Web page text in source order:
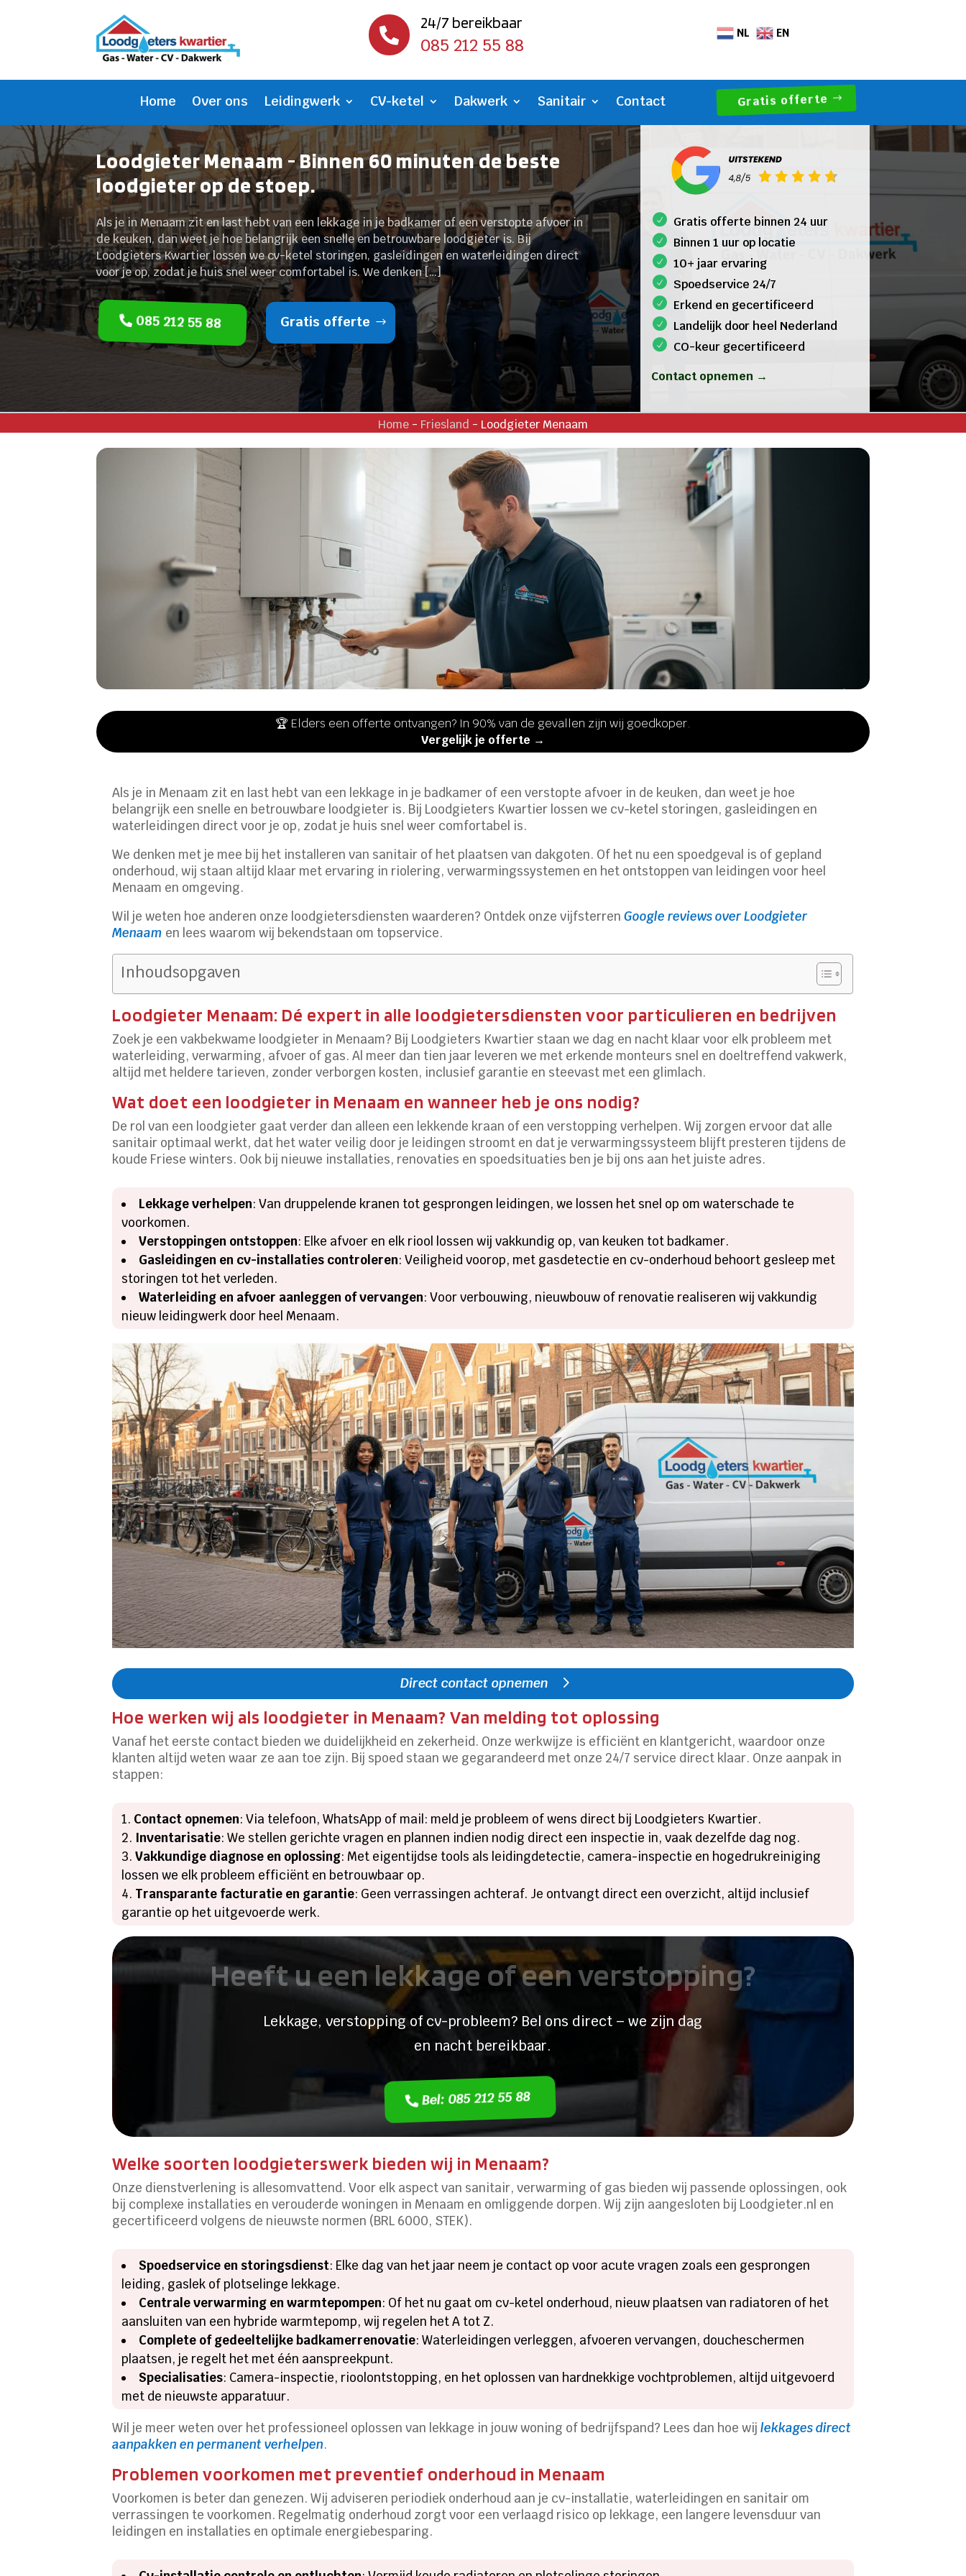

24/7 bereikbaar
085 212 55 88
NL EN
Home Over ons Leidingwerk CV-ketel Dakwerk Sanitair Contact Gratis offerte
Loodgieter Menaam - Binnen 60 minuten de beste
loodgieter op de stoep.
Als je in Menaam zit en last hebt van een lekkage in je badkamer of een verstopte afvoer in
de keuken, dan weet je hoe belangrijk een snelle en betrouwbare loodgieter is. Bij
Loodgieters Kwartier lossen we cv-ketel storingen, gasleidingen en waterleidingen direct
voor je op, zodat je huis snel weer comfortabel is. We denken […]
085 212 55 88 Gratis offerte
Gratis offerte binnen 24 uur
Binnen 1 uur op locatie
10+ jaar ervaring
Spoedservice 24/7
Erkend en gecertificeerd
Landelijk door heel Nederland
CO-keur gecertificeerd
Contact opnemen →
Home - Friesland - Loodgieter Menaam
🏆 Elders een offerte ontvangen? In 90% van de gevallen zijn wij goedkoper.
Vergelijk je offerte →
Als je in Menaam zit en last hebt van een lekkage in je badkamer of een verstopte afvoer in de keuken, dan weet je hoe
belangrijk een snelle en betrouwbare loodgieter is. Bij Loodgieters Kwartier lossen we cv-ketel storingen, gasleidingen en
waterleidingen direct voor je op, zodat je huis snel weer comfortabel is.
We denken met je mee bij het installeren van sanitair of het plaatsen van dakgoten. Of het nu een spoedgeval is of gepland
onderhoud, wij staan altijd klaar met ervaring in riolering, verwarmingssystemen en het ontstoppen van leidingen voor heel
Menaam en omgeving.
Wil je weten hoe anderen onze loodgietersdiensten waarderen? Ontdek onze vijfsterrenGoogle reviews over Loodgieter
Menaam en lees waarom wij bekendstaan om topservice.
Inhoudsopgaven
Loodgieter Menaam: Dé expert in alle loodgietersdiensten voor particulieren en bedrijven
Zoek je een vakbekwame loodgieter in Menaam? Bij Loodgieters Kwartier staan we dag en nacht klaar voor elk probleem met
waterleiding, verwarming, afvoer of gas. Al meer dan tien jaar leveren we met erkende monteurs snel en doeltreffend vakwerk,
altijd met heldere tarieven, zonder verborgen kosten, inclusief garantie en steevast met een glimlach.
Wat doet een loodgieter in Menaam en wanneer heb je ons nodig?
De rol van een loodgieter gaat verder dan alleen een lekkende kraan of een verstopping verhelpen. Wij zorgen ervoor dat alle
sanitair optimaal werkt, dat het water veilig door je leidingen stroomt en dat je verwarmingssysteem blijft presteren tijdens de
koude Friese winters. Ook bij nieuwe installaties, renovaties en spoedsituaties ben je bij ons aan het juiste adres.
Lekkage verhelpen: Van druppelende kranen tot gesprongen leidingen, we lossen het snel op om waterschade te
voorkomen.
Verstoppingen ontstoppen: Elke afvoer en elk riool lossen wij vakkundig op, van keuken tot badkamer.
Gasleidingen en cv-installaties controleren: Veiligheid voorop, met gasdetectie en cv-onderhoud behoort gesleep met
storingen tot het verleden.
Waterleiding en afvoer aanleggen of vervangen: Voor verbouwing, nieuwbouw of renovatie realiseren wij vakkundig
nieuw leidingwerk door heel Menaam.
Direct contact opnemen
Hoe werken wij als loodgieter in Menaam? Van melding tot oplossing
Vanaf het eerste contact bieden we duidelijkheid en zekerheid. Onze werkwijze is efficiënt en klantgericht, waardoor onze
klanten altijd weten waar ze aan toe zijn. Bij spoed staan we gegarandeerd met onze 24/7 service direct klaar. Onze aanpak in
stappen:
Contact opnemen: Via telefoon, WhatsApp of mail: meld je probleem of wens direct bij Loodgieters Kwartier.
Inventarisatie: We stellen gerichte vragen en plannen indien nodig direct een inspectie in, vaak dezelfde dag nog.
Vakkundige diagnose en oplossing: Met eigentijdse tools als leidingdetectie, camera-inspectie en hogedrukreiniging
lossen we elk probleem efficiënt en betrouwbaar op.
Transparante facturatie en garantie: Geen verrassingen achteraf. Je ontvangt direct een overzicht, altijd inclusief
garantie op het uitgevoerde werk.
Heeft u een lekkage of een verstopping?
Lekkage, verstopping of cv-probleem? Bel ons direct – we zijn dag
en nacht bereikbaar.
Bel: 085 212 55 88
Welke soorten loodgieterswerk bieden wij in Menaam?
Onze dienstverlening is allesomvattend. Voor elk aspect van sanitair, verwarming of gas bieden wij passende oplossingen, ook
bij complexe installaties en verouderde woningen in Menaam en omliggende dorpen. Wij zijn aangesloten bij Loodgieter.nl en
gecertificeerd volgens de nieuwste normen (BRL 6000, STEK).
Spoedservice en storingsdienst: Elke dag van het jaar neem je contact op voor acute vragen zoals een gesprongen
leiding, gaslek of plotselinge lekkage.
Centrale verwarming en warmtepompen: Of het nu gaat om cv-ketel onderhoud, nieuw plaatsen van radiatoren of het
aansluiten van een hybride warmtepomp, wij regelen het A tot Z.
Complete of gedeeltelijke badkamerrenovatie: Waterleidingen verleggen, afvoeren vervangen, doucheschermen
plaatsen, je regelt het met één aanspreekpunt.
Specialisaties: Camera-inspectie, rioolontstopping, en het oplossen van hardnekkige vochtproblemen, altijd uitgevoerd
met de nieuwste apparatuur.
Wil je meer weten over het professioneel oplossen van lekkage in jouw woning of bedrijfspand? Lees dan hoe wijlekkages direct
aanpakken en permanent verhelpen.
Problemen voorkomen met preventief onderhoud in Menaam
Voorkomen is beter dan genezen. Wij adviseren periodiek onderhoud aan je cv-installatie, waterleidingen en sanitair om
verrassingen te voorkomen. Regelmatig onderhoud zorgt voor een verlaagd risico op lekkage, een langere levensduur van
leidingen en installaties en optimale energiebesparing.